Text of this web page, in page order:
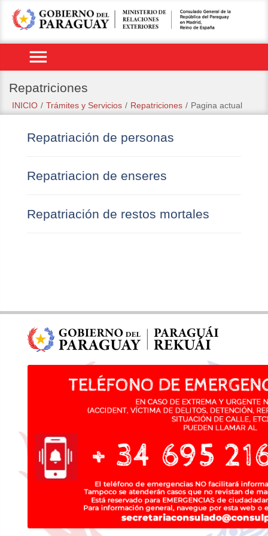
menu
Repatriciones
INICIO / Trámites y Servicios / Repatriciones / Pagina actual
Repatriación de personas
Repatriacion de enseres
Repatriación de restos mortales